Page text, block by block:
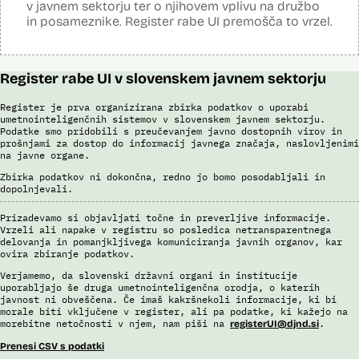
v javnem sektorju ter o njihovem vplivu na družbo
in posameznike. Register rabe UI premošča to vrzel.
Register rabe UI v slovenskem javnem sektorju
Register je prva organizirana zbirka podatkov o uporabi
umetnointeligenčnih sistemov v slovenskem javnem sektorju.
Podatke smo pridobili s preučevanjem javno dostopnih virov in
prošnjami za dostop do informacij javnega značaja, naslovljenimi
na javne organe.
Zbirka podatkov ni dokončna, redno jo bomo posodabljali in
dopolnjevali.
Prizadevamo si objavljati točne in preverljive informacije.
Vrzeli ali napake v registru so posledica netransparentnega
delovanja in pomanjkljivega komuniciranja javnih organov, kar
ovira zbiranje podatkov.
Verjamemo, da slovenski državni organi in institucije
uporabljajo še druga umetnointeligenčna orodja, o katerih
javnost ni obveščena. Če imaš kakršnekoli informacije, ki bi
morale biti vključene v register, ali pa podatke, ki kažejo na
morebitne netočnosti v njem, nam piši na registerUI@djnd.si.
Prenesi CSV s podatki